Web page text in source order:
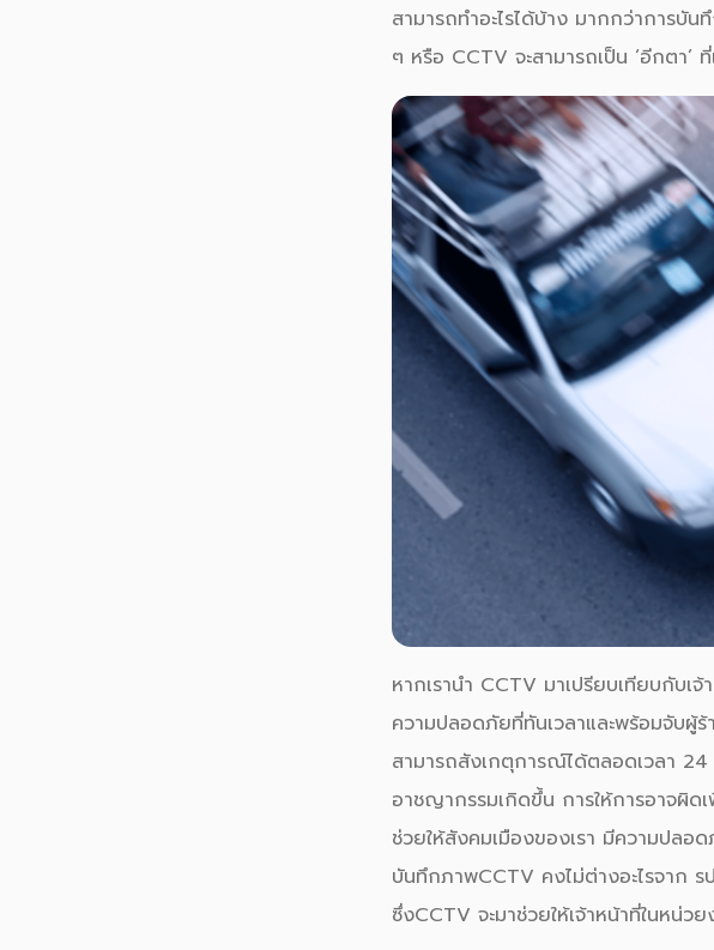
สามารถทำอะไรได้บ้าง มากกว่าการบั
ๆ หรือ CCTV จะสามารถเป็น ‘อีกตา’
หากเรานำ CCTV มาเปรียบเทียบกับเ
ความปลอดภัยที่ทันเวลาและพร้อมจับผู้
สามารถสังเกตุการณ์ได้ตลอดเวลา
อาชญากรรมเกิดขึ้น การให้การอาจผิ
ช่วยให้สังคมเมืองของเรา มีความปลอด
บันทึกภาพCCTV คงไม่ต่างอะไรจาก
ซึ่งCCTV จะมาช่วยให้เจ้าหน้าที่ในหน่